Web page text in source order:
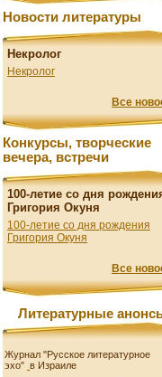
Новости литературы
Некролог
Некролог
Все
Конкурсы, творческие
вечера, встречи
100-летие со дня
Григория Окуня
100-летие со дня рождения
Григория Окуня
Все
Литературные
Журнал "Русское литературное
эхо" в Израиле